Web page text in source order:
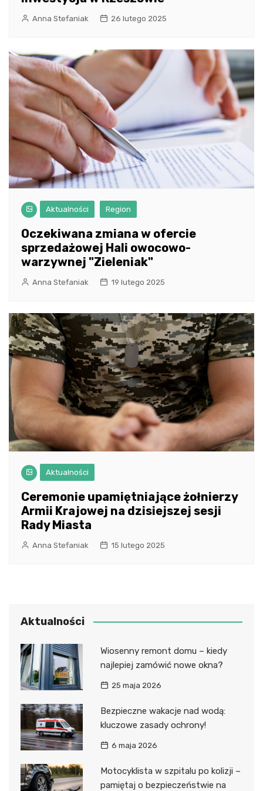
Anna Stefaniak 26 lutego 2025
Aktualności Region
Oczekiwana zmiana w ofercie
sprzedażowej Hali owocowo-
warzywnej "Zieleniak"
Anna Stefaniak 19 lutego 2025
Aktualności
Ceremonie upamiętniające żołnierzy
Armii Krajowej na dzisiejszej sesji
Rady Miasta
Anna Stefaniak 15 lutego 2025
Aktualności
Wiosenny remont domu – kiedy
najlepiej zamówić nowe okna?
25 maja 2026
Bezpieczne wakacje nad wodą:
kluczowe zasady ochrony!
6 maja 2026
Motocyklista w szpitalu po kolizji –
pamiętaj o bezpieczeństwie na